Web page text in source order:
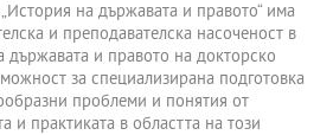
на държавата и правото“ има
и преподавателска насоченост в
държавата и правото на докторско
за специализирана подготовка
проблеми и понятия от
и практиката в областта на този